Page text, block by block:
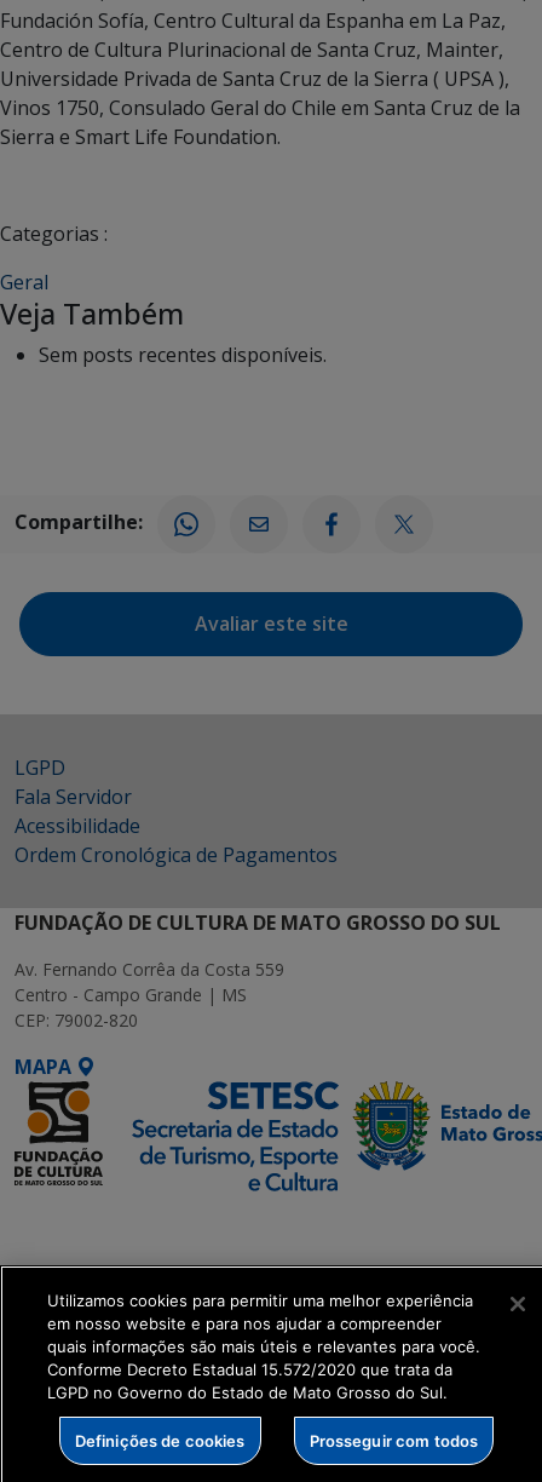
Fundación Sofía, Centro Cultural da Espanha em La Paz,
Centro de Cultura Plurinacional de Santa Cruz, Mainter,
Universidade Privada de Santa Cruz de la Sierra ( UPSA ),
Vinos 1750, Consulado Geral do Chile em Santa Cruz de la
Sierra e Smart Life Foundation.
Categorias :
Geral
Veja Também
Sem posts recentes disponíveis.
Compartilhe:
Avaliar este site
LGPD
Fala Servidor
Acessibilidade
Ordem Cronológica de Pagamentos
FUNDAÇÃO DE CULTURA DE MATO GROSSO DO SUL
Av. Fernando Corrêa da Costa 559
Centro - Campo Grande | MS
CEP: 79002-820
MAPA
get_footer();
Utilizamos cookies para permitir uma melhor experiência
em nosso website e para nos ajudar a compreender
quais informações são mais úteis e relevantes para você.
Conforme Decreto Estadual 15.572/2020 que trata da
LGPD no Governo do Estado de Mato Grosso do Sul.
Definições de cookies Prosseguir com todos